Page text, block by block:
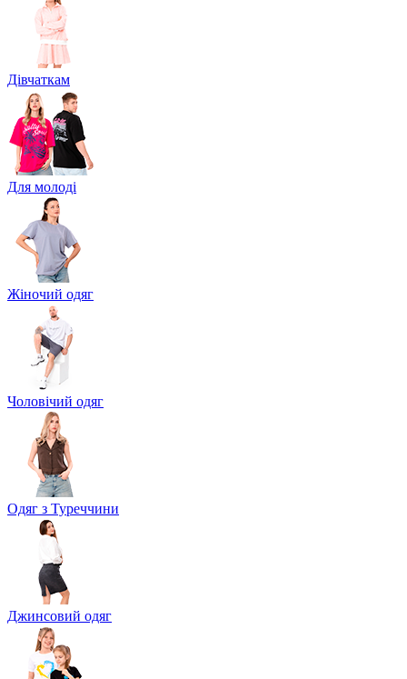
Дівчаткам
Для молоді
Жіночий одяг
Чоловічий одяг
Одяг з Туреччини
Джинсовий одяг